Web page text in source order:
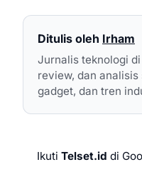
Ditulis oleh Irham
Jurnalis teknologi
review, dan
gadget, dan tren
Ikuti Telset.id di